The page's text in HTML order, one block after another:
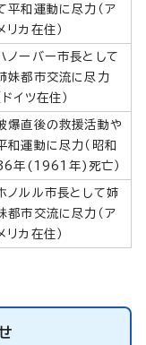
平和運動に尽力（ア
リカ在住）
ノーバー市長として
妹都市交流に尽力
ドイツ在住）
爆直後の救援活動や
和運動に尽力（昭和
年(1961年)死亡）
ノルル市長として姉
都市交流に尽力（ア
リカ在住）